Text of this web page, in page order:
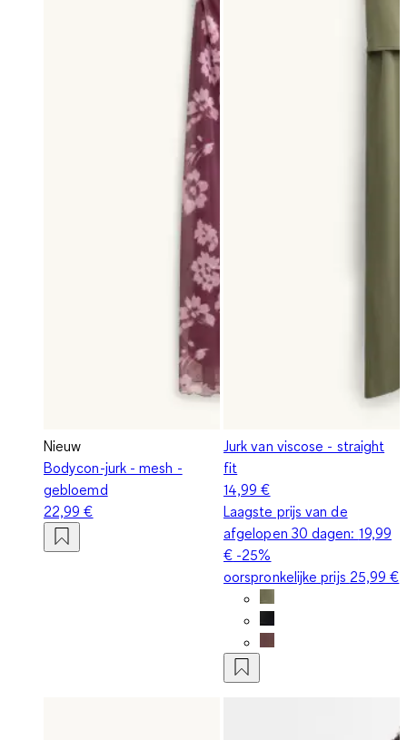
Nieuw
Bodycon-jurk - mesh -
gebloemd
22,99 €
Jurk van viscose - straight
fit
14,99 €
Laagste prijs van de
afgelopen 30 dagen: 19,99
€ -25%
oorspronkelijke prijs 25,99 €